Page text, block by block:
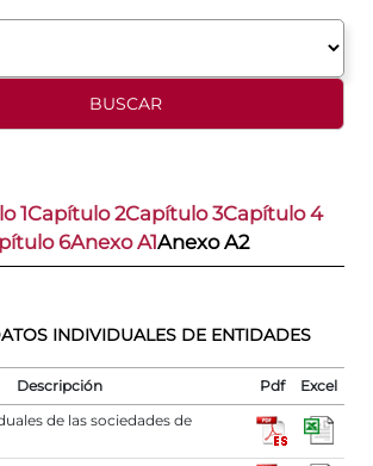
1Capítulo 2Capítulo 3Capítulo 4
6Anexo A1Anexo A2
INDIVIDUALES DE ENTIDADES
Descripción Pdf
Excel
de las sociedades de